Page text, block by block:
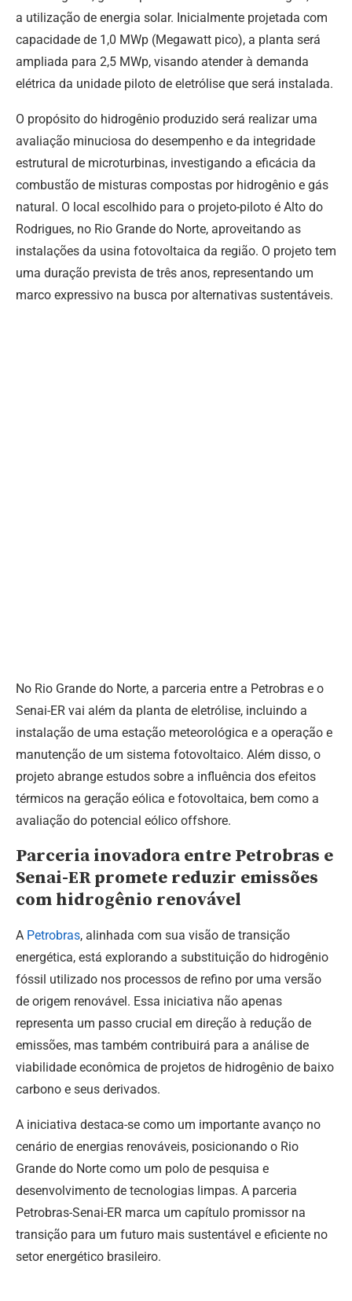
a utilização de energia solar. Inicialmente projetada com
capacidade de 1,0 MWp (Megawatt pico), a planta será
ampliada para 2,5 MWp, visando atender à demanda
elétrica da unidade piloto de eletrólise que será instalada.
O propósito do hidrogênio produzido será realizar uma
avaliação minuciosa do desempenho e da integridade
estrutural de microturbinas, investigando a eficácia da
combustão de misturas compostas por hidrogênio e gás
natural. O local escolhido para o projeto-piloto é Alto do
Rodrigues, no Rio Grande do Norte, aproveitando as
instalações da usina fotovoltaica da região. O projeto tem
uma duração prevista de três anos, representando um
marco expressivo na busca por alternativas sustentáveis.
No Rio Grande do Norte, a parceria entre a Petrobras e o
Senai-ER vai além da planta de eletrólise, incluindo a
instalação de uma estação meteorológica e a operação e
manutenção de um sistema fotovoltaico. Além disso, o
projeto abrange estudos sobre a influência dos efeitos
térmicos na geração eólica e fotovoltaica, bem como a
avaliação do potencial eólico offshore.
Parceria inovadora entre Petrobras e
Senai-ER promete reduzir emissões
com hidrogênio renovável
A Petrobras, alinhada com sua visão de transição
energética, está explorando a substituição do hidrogênio
fóssil utilizado nos processos de refino por uma versão
de origem renovável. Essa iniciativa não apenas
representa um passo crucial em direção à redução de
emissões, mas também contribuirá para a análise de
viabilidade econômica de projetos de hidrogênio de baixo
carbono e seus derivados.
A iniciativa destaca-se como um importante avanço no
cenário de energias renováveis, posicionando o Rio
Grande do Norte como um polo de pesquisa e
desenvolvimento de tecnologias limpas. A parceria
Petrobras-Senai-ER marca um capítulo promissor na
transição para um futuro mais sustentável e eficiente no
setor energético brasileiro.